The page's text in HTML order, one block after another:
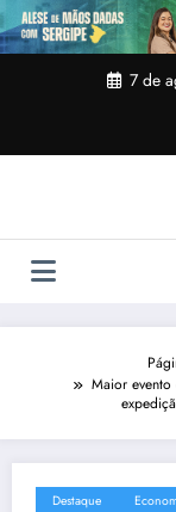
Pular
para
o
7 de
Maior
Destaque